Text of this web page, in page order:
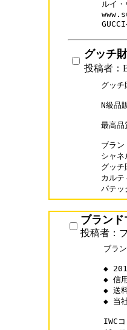
ルイ
グッチ
投稿者：
グッチ
N級品
最高品
ブラ
シャ
グッ
カル
パテ
ブランド
投稿者：
ブラ
◆
◆ 信
◆ 送
◆ 当
IWC